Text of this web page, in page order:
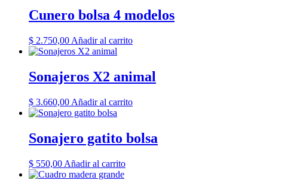
Cunero bolsa 4 modelos
$ 2.750,00 Añadir al carrito
Sonajeros X2 animal
$ 3.660,00 Añadir al carrito
Sonajero gatito bolsa
$ 550,00 Añadir al carrito